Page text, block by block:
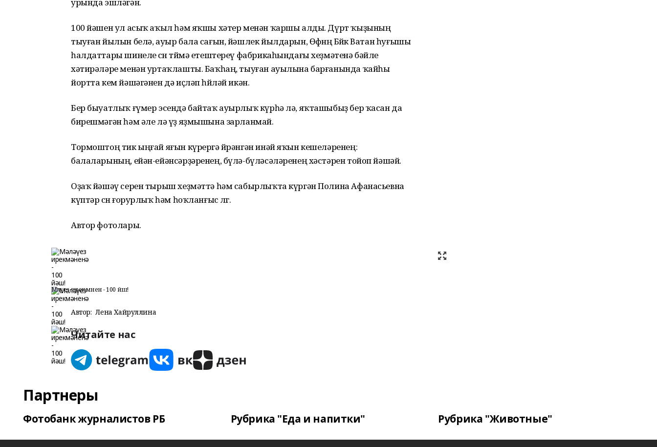
100 йәшен ул асыҡ аҡыл һәм яҡшы хәтер менән ҡаршы алды. Дүрт ҡыҙының
тыуған йылын белә, ауыр бала сағын, йәшлек йылдарын, Өфөнөң Бөйөк Ватан һуғышы
һалдаттары шинеле өсөн төймә етештереү фабрикаһындағы хеҙмәтенә бәйле
хәтирәләре менән уртаҡлашты. Баҡһаң, тыуған ауылына барғанында ҡайһы
йортта кем йәшәгәнен дә иҫләп һөйләй икән.
Бер быуатлыҡ ғүмер эсендә байтаҡ ауырлыҡ күрһә лә, яҡташыбыҙ бер ҡасан да
бирешмәгән һәм әле лә үҙ яҙмышына зарланмай.
Тормоштоң тик ыңғай яғын күрергә өйрәнгән инәй яҡын кешеләренең:
балаларының, ейән-ейәнсәрҙәренең, бүлә-бүләсәләренең хәстәрен тойоп йәшәй.
Оҙаҡ йәшәү серен тырыш хеҙмәттә һәм сабырлыҡта күргән Полина Афанасьевна
күптәр өсөн ғорурлыҡ һәм һоҡланғыс өлгө.
Автор фотолары.
Мәләүез ирекмәненә - 100 йәш!
Автор: Лена Хайруллина
Читайте нас
Партнеры
Фотобанк журналистов РБ Рубрика "Еда и напитки" Рубрика "Животные"